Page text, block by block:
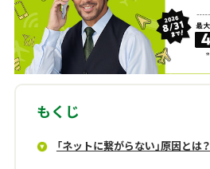
もくじ
「ネットに繋がらない」原因とは？